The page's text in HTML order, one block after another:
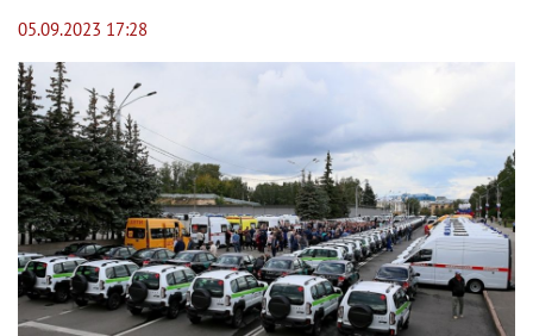
05.09.2023 17:28